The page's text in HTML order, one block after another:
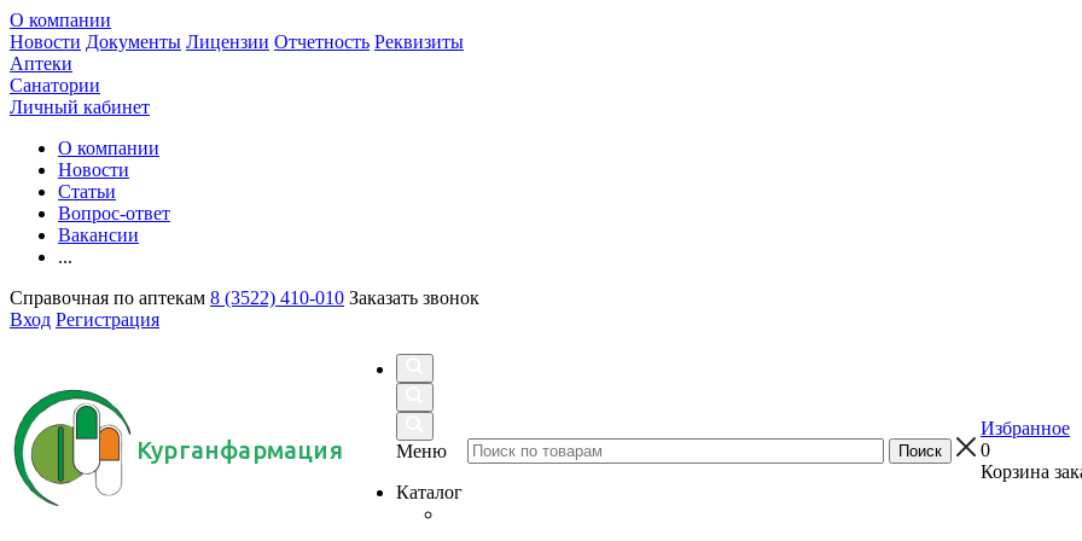
О компании
Новости Документы Лицензии Отчетность Реквизиты
Аптеки
Санатории
Личный кабинет
О компании
Новости
Статьи
Вопрос-ответ
Вакансии
...
Справочная по аптекам 8 (3522) 410-010 Заказать звонок
Вход Регистрация
Курганфармация
Меню
Каталог
Избранное
0
Корзина